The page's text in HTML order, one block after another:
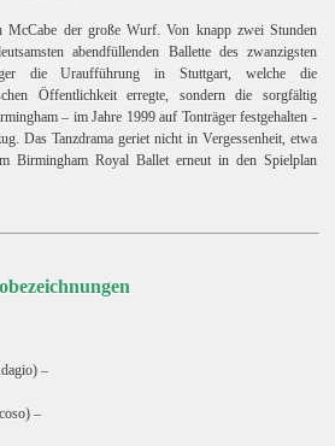
der große Wurf. Von knapp zwei Stunden
abendfüllenden Ballette des zwanzigsten
die Uraufführung in Stuttgart, welche die
Öffentlichkeit erregte, sondern die sorgfältig
– im Jahre 1999 auf Tonträger festgehalten -
Das Tanzdrama geriet nicht in Vergessenheit, etwa
Birmingham Royal Ballet erneut in den Spielplan
–
–